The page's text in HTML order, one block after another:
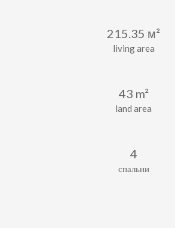
living area
215.35 м²
land area
43 m²
спальни
4